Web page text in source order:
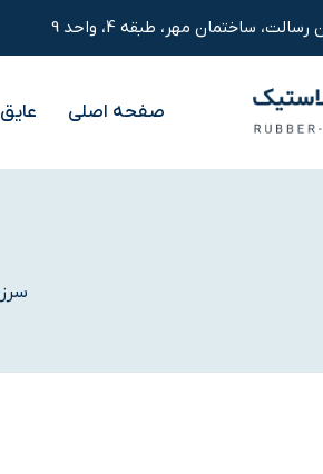
ساختمان مهر، طبقه 4، واحد 9
صفحه اصلی عایق